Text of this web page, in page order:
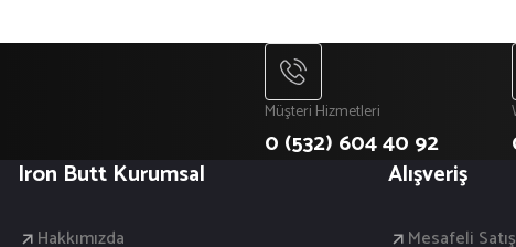
Müşteri Hizmetleri
0 (532) 604 40 92
Iron Butt Kurumsal
Hakkımızda
Alışveriş
Mesafeli